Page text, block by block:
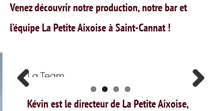
Venez découvrir notre production, notre bar et
l’équipe La Petite Aixoise à Saint-Cannat !
La Team
Kévin est le directeur de La Petite Aixoise,
Previ
Next